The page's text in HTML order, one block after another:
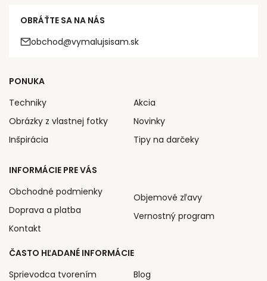
OBRÁŤTE SA NA NÁS
obchod@vymalujsisam.sk
PONUKA
Techniky
Obrázky z vlastnej fotky
Inšpirácia
Akcia
Novinky
Tipy na darčeky
INFORMÁCIE PRE VÁS
Obchodné podmienky
Doprava a platba
Kontakt
Objemové zľavy
Vernostný program
ČASTO HĽADANÉ INFORMÁCIE
Sprievodca tvorením
Blog